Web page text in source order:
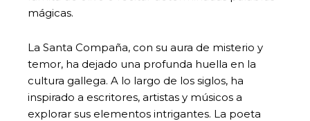
mágicas.
La Santa Compaña, con su aura de misterio y
temor, ha dejado una profunda huella en la
cultura gallega. A lo largo de los siglos, ha
inspirado a escritores, artistas y músicos a
explorar sus elementos intrigantes. La poeta